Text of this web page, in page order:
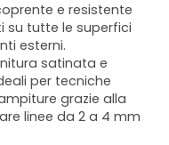
e resistente
su tutte le superfici
esterni.
satinata e
per tecniche
grazie alla
linee da 2 a 4 mm